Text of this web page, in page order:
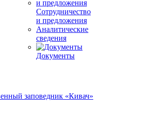
Сотрудничество
и предложения
Аналитические
сведения
Документы